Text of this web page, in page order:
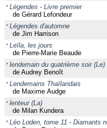
Légendes - Livre premier
de Gérard Lefondeur
Légendes d'automne
de Jim Harrison
Leïla, les jours
de Pierre-Marie Beaude
lendemain du quatrième soir (Le)
de Audrey Benoît
Lendemains Thaïlandais
de Maxime Audge
lenteur (La)
de Milan Kundera
Léo Loden, tome 11 - Diamants